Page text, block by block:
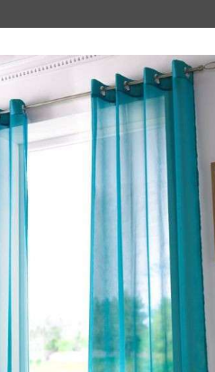
های راکتیو باعث ثابت
خاص و منحصر بفرد میباشد.
این محصول قابل شستشو با شوینده
رنگ و کیفیت نخواهد داد.